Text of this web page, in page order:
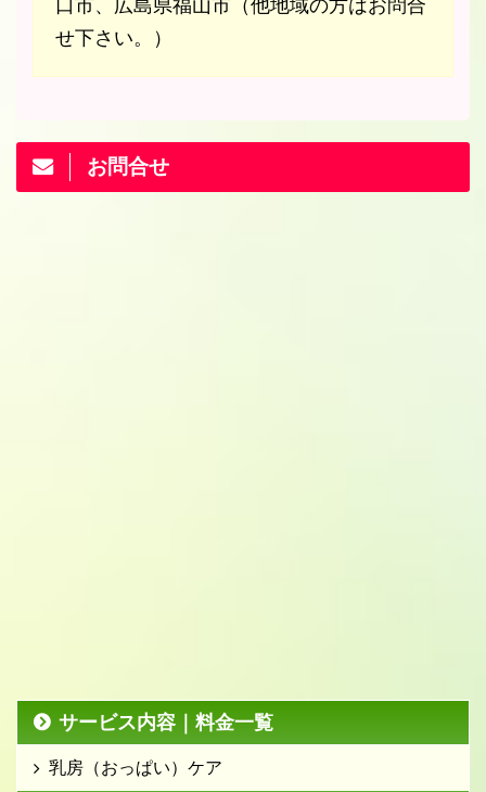
口市、広島県福山市（他地域の方はお問合
せ下さい。）
お問合せ
サービス内容｜料金一覧
乳房（おっぱい）ケア